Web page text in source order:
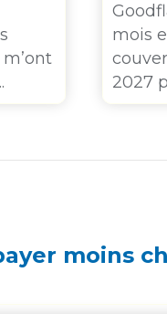
mois
2027
moins